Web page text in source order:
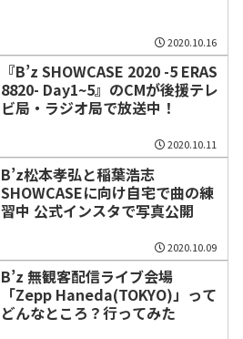
2020.10.16
『B’z SHOWCASE 2020 -5 ERAS
8820- Day1~5』のCMが後援テレ
ビ局・ラジオ局で放送中！
2020.10.11
B’z松本孝弘と稲葉浩志
SHOWCASEに向け自宅で曲の練
習中 公式インスタで写真公開
2020.10.09
B’z 無観客配信ライブ会場
「Zepp Haneda(TOKYO)」って
どんなところ？行ってみた